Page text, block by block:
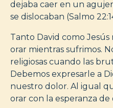
dejaba caer en un
se dislocaban (Salmo
Tanto David como
orar mientras sufrimos.
religiosas cuando las
Debemos expresarle a
nuestro dolor. Al igual
orar con la esperanza de